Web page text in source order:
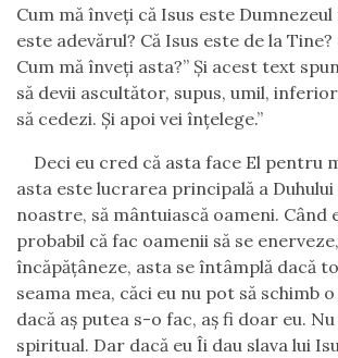
Cum mă înveţi că Isus este Dumnezeul
este adevărul? Că Isus este de la Tine?
Cum mă înveţi asta?” Şi acest text
să devii ascultător, supus, umil,
să cedezi. Şi apoi vei înţelege.”
Deci eu cred că asta face El pentru
asta este lucrarea principală a
noastre, să mântuiască oameni. Când
probabil că fac oamenii să se
încăpăţâneze, asta se întâmplă dacă
seama mea, căci eu nu pot să schimb
dacă aş putea s-o fac, aş fi doar eu.
spiritual. Dar dacă eu Îi dau slava lui